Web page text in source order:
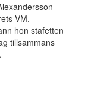
VM.
hon stafetten
tillsammans